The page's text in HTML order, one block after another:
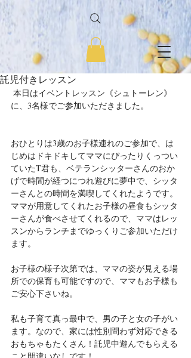
託児付きレッスン
に、3名様でご参加いただきました。
おひとりは3歳のお子様連れのご参加で、は
じめはドキドキしてママにぴったりくっつい
ていたT君も、ベテランシッターさんのおか
げで時間が経つにつれ遊びに夢中で、シッタ
ーさんとの時間を満喫してくれたようです。
ママが用意してくれたお子様の昼食もシッタ
ーさんが食べさせてくれるので、ママはレッ
スンからランチまでゆっくりご参加いただけ
ます。
お子様の様子次第では、ママの姿が見える場
所での保育も可能ですので、ママもお子様も
ご安心下さいね。
私も子育て真っ最中で、男の子と女の子がい
ます。なので、家には性別問わず対応できる
おもちゃもたくさん！託児中遊んでもらえる